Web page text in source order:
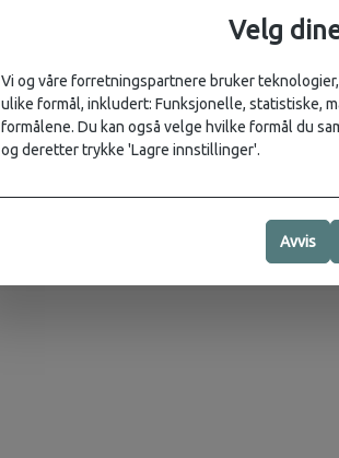
Velg
Vi og våre forretningspartnere bruker
ulike formål, inkludert: Funksjonelle, statistiske,
formålene. Du kan også velge hvilke formål du
og deretter trykke 'Lagre innstillinger'.
Avvis